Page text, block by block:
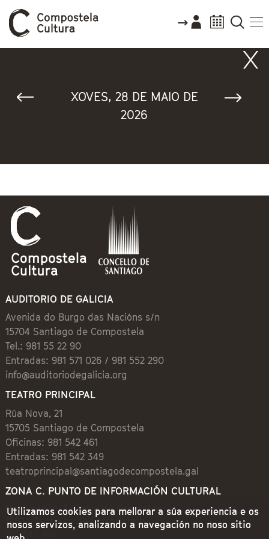
XOVES, 28 DE MAIO DE
2026
AUDITORIO DE GALICIA
Avenida do Burgo das Nacións s/n
15704 Santiago de Compostela
Tel.: 981 55 22 90
Entradas: 981 571 026 / 981 552 290
info@auditoriodegalicia.org
TEATRO PRINCIPAL
Rúa Nova, 21
15705 Santiago de Compostela
Oficinas: 981 542 461
Entradas: 981 542 349
teatroprincipal@santiagodecompostela.gal
ZONA C. PUNTO DE INFORMACIÓN CULTURAL
Preguntoiro, 1 (Praza de Cervantes)
15704 Santiago de Compostela
981 542 462
Utilizamos cookies para mellorar a súa experiencia e os
nosos servizos, analizando a navegación no noso sitio